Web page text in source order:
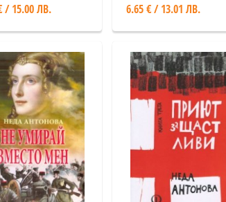
/ 15.00 ЛВ. 6.65 € / 13.01 ЛВ.